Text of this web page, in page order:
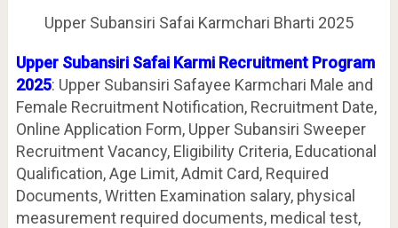
Upper Subansiri Safai Karmchari Bharti 2025
Upper Subansiri Safai Karmi Recruitment Program
2025: Upper Subansiri Safayee Karmchari Male and
Female Recruitment Notification, Recruitment Date,
Online Application Form, Upper Subansiri Sweeper
Recruitment Vacancy, Eligibility Criteria, Educational
Qualification, Age Limit, Admit Card, Required
Documents, Written Examination salary, physical
measurement required documents, medical test,